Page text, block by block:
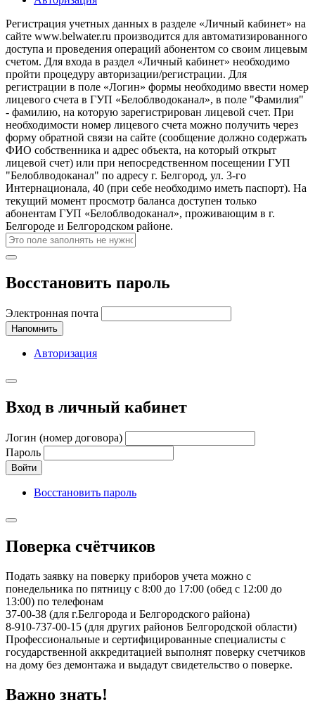
Регистрация учетных данных в разделе «Личный кабинет» на
сайте www.belwater.ru производится для автоматизированного
доступа и проведения операций абонентом со своим лицевым
счетом. Для входа в раздел «Личный кабинет» необходимо
пройти процедуру авторизации/регистрации. Для
регистрации в поле «Логин» формы необходимо ввести номер
лицевого счета в ГУП «Белоблводоканал», в поле "Фамилия"
- фамилию, на которую зарегистрирован лицевой счет. При
необходимости номер лицевого счета можно получить через
форму обратной связи на сайте (сообщение должно содержать
ФИО собственника и адрес объекта, на который открыт
лицевой счет) или при непосредственном посещении ГУП
"Белоблводоканал" по адресу г. Белгород, ул. 3-го
Интернационала, 40 (при себе необходимо иметь паспорт). На
текущий момент просмотр баланса доступен только
абонентам ГУП «Белоблводоканал», проживающим в г.
Белгороде и Белгородском районе.
Восстановить пароль
Электронная почта
Напомнить
Авторизация
Вход в личный кабинет
Логин (номер договора)
Пароль
Войти
Восстановить пароль
Поверка счётчиков
Подать заявку на поверку приборов учета можно с
понедельника по пятницу с 8:00 до 17:00 (обед с 12:00 до
13:00) по телефонам
37-00-38 (для г.Белгорода и Белгородского района)
8-910-737-00-15 (для других районов Белгородской области)
Профессиональные и сертифицированные специалисты с
государственной аккредитацией выполнят поверку счетчиков
на дому без демонтажа и выдадут свидетельство о поверке.
Важно знать!